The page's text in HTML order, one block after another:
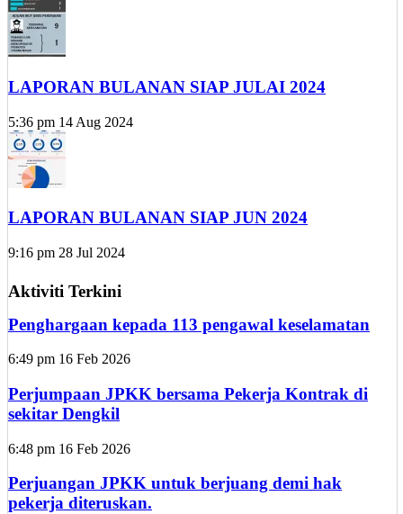
LAPORAN BULANAN SIAP JULAI 2024
5:36 pm 14 Aug 2024
LAPORAN BULANAN SIAP JUN 2024
9:16 pm 28 Jul 2024
Aktiviti Terkini
Penghargaan kepada 113 pengawal keselamatan
6:49 pm 16 Feb 2026
Perjumpaan JPKK bersama Pekerja Kontrak di
sekitar Dengkil
6:48 pm 16 Feb 2026
Perjuangan JPKK untuk berjuang demi hak
pekerja diteruskan.